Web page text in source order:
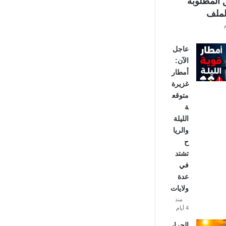
عاجل
الآن:
أمطار
غزيرة
متوقع
ة
الليلة
والريا
ح
تشتد
في
عدة
ولايات
منذ
4 أيام